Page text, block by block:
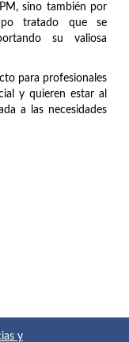
sino también por
tratado que se
su valiosa
para profesionales
y quieren estar al
a las necesidades
y